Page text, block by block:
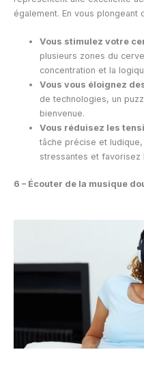
également. En vous plongeant
Vous stimulez votre
plusieurs zones du
concentration et la
Vous vous éloignez
de technologies, un
bienvenue.
Vous réduisez les
tâche précise et
stressantes et favorisez
6 – Écouter de la musique